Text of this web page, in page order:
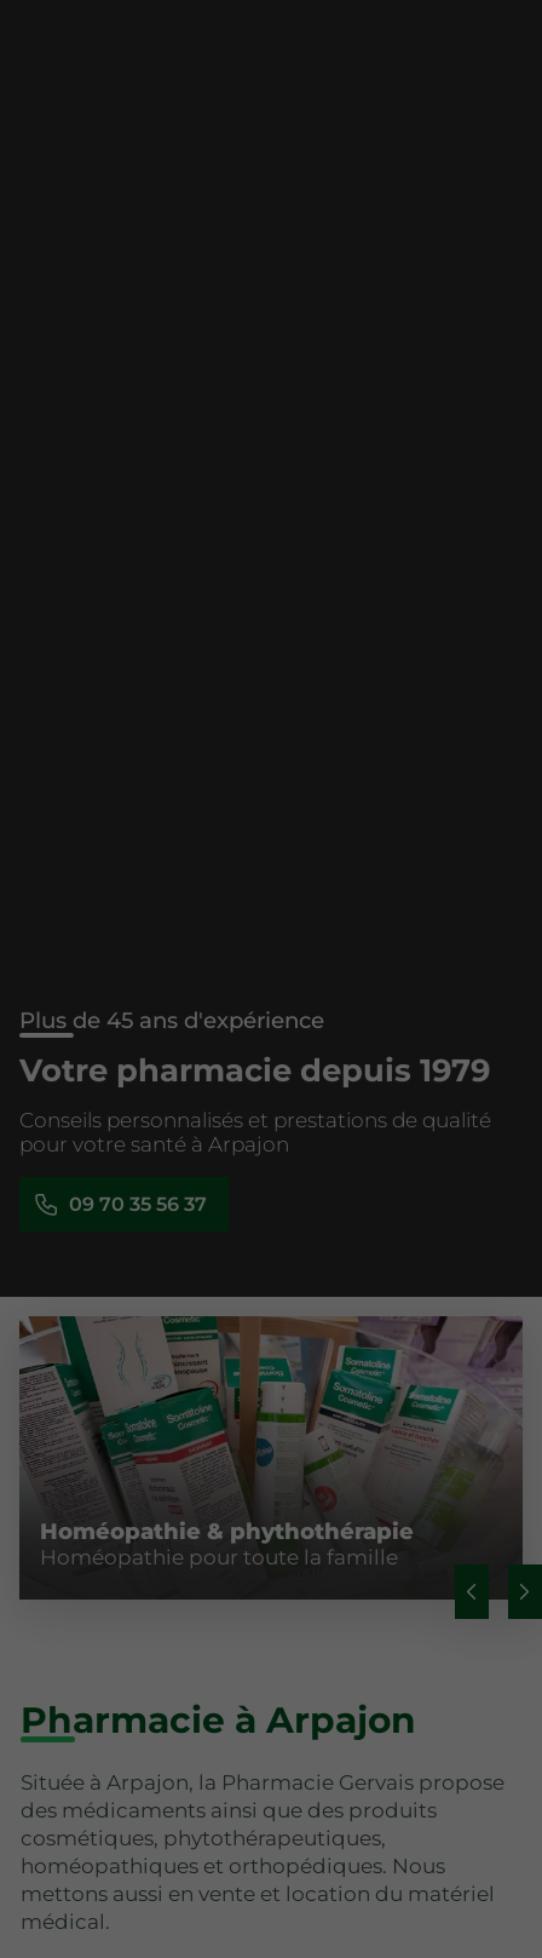
Plus de 45 ans d'expérience
Votre pharmacie depuis 1979
Conseils personnalisés et prestations de qualité
pour votre santé à Arpajon
09 70 35 56 37
Homéopathie & phythothérapie
Homéopathie pour toute la famille
Pharmacie à Arpajon
Située à Arpajon, la Pharmacie Gervais propose
des médicaments ainsi que des produits
cosmétiques, phytothérapeutiques,
homéopathiques et orthopédiques. Nous
mettons aussi en vente et location du matériel
médical.